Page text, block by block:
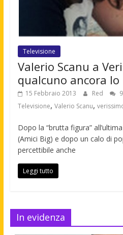
Televisione
Valerio Scanu a
qualcuno ancora lo
15 Febbraio 2013 Red
Televisione, Valerio Scanu,
Dopo la “brutta figura”
(Amici Big) e dopo un calo di
percettibile anche
Leggi tutto
In evidenza